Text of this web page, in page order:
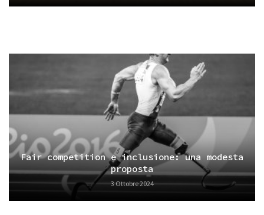
Fair competition e inclusione: una modesta
proposta
3 Ottobre 2024